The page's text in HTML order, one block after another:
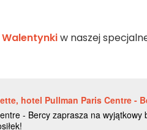
Walentynkiw naszej